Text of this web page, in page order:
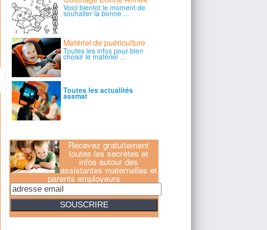
Recevez gratuitement
toutes les secrètes et
infos autour des
assistantes maternelles et
parents employeurs